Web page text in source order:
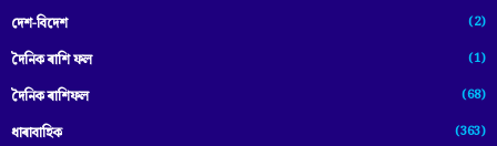
দেশ-বিদেশ (2)
দৈনিক ৰাশি ফল (1)
দৈনিক ৰাশিফল (68)
ধাৰাবাহিক (363)